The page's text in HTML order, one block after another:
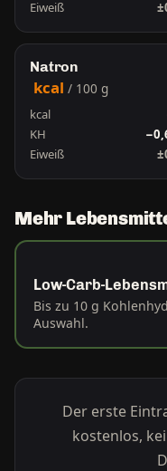
Eiweiß
Natron
kcal / 100 g
kcal
KH
Eiweiß
Mehr
Low-Carb-
Bis zu 10 g
Auswahl.
Der erste
kostenlos,